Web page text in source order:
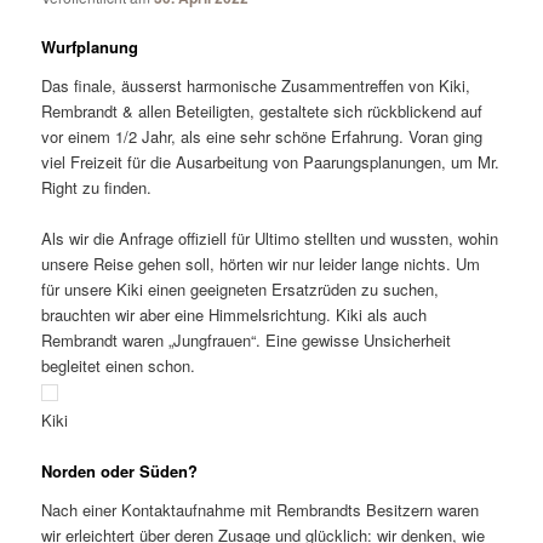
Wurfplanung
Das finale, äusserst harmonische Zusammentreffen von Kiki,
Rembrandt & allen Beteiligten, gestaltete sich rückblickend auf
vor einem 1/2 Jahr, als eine sehr schöne Erfahrung. Voran ging
viel Freizeit für die Ausarbeitung von Paarungsplanungen, um Mr.
Right zu finden.
Als wir die Anfrage offiziell für Ultimo stellten und wussten, wohin
unsere Reise gehen soll, hörten wir nur leider lange nichts. Um
für unsere Kiki einen geeigneten Ersatzrüden zu suchen,
brauchten wir aber eine Himmelsrichtung. Kiki als auch
Rembrandt waren „Jungfrauen“. Eine gewisse Unsicherheit
begleitet einen schon.
Kiki
Norden oder Süden?
Nach einer Kontaktaufnahme mit Rembrandts Besitzern waren
wir erleichtert über deren Zusage und glücklich: wir denken, wie